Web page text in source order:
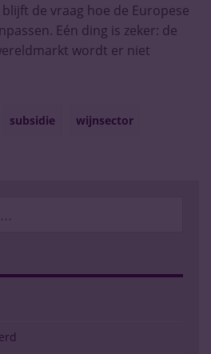
de vraag hoe de Europese
Eén ding is zeker: de
wordt er niet
subsidie wijnsector